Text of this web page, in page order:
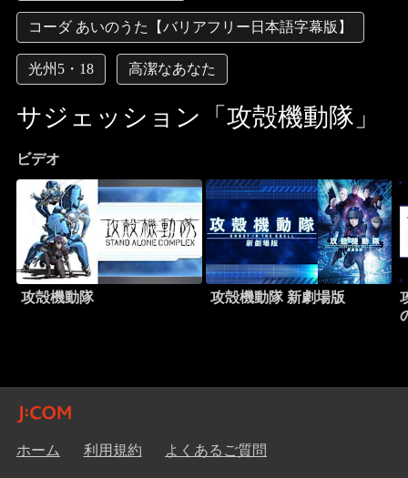
コーダ あいのうた【バリアフリー日本語字幕版】
光州5・18 高潔なあなた
サジェッション「攻殻機動隊」
ビデオ
攻殻機動隊 攻殻機動隊 新劇場版
ホーム 利用規約 よくあるご質問